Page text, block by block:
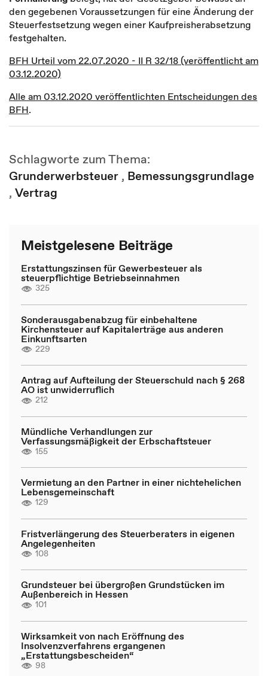
den gegebenen Voraussetzungen für eine Änderung der
Steuerfestsetzung wegen einer Kaufpreisherabsetzung
festgehalten.
BFH Urteil vom 22.07.2020 - II R 32/18 (veröffentlicht am
03.12.2020)
Alle am 03.12.2020 veröffentlichten Entscheidungen des
BFH.
Schlagworte zum Thema:
Grunderwerbsteuer , Bemessungsgrundlage
, Vertrag
Meistgelesene Beiträge
Erstattungszinsen für Gewerbesteuer als
steuerpflichtige Betriebseinnahmen
325
Sonderausgabenabzug für einbehaltene
Kirchensteuer auf Kapitalerträge aus anderen
Einkunftsarten
229
Antrag auf Aufteilung der Steuerschuld nach § 268
AO ist unwiderruflich
212
Mündliche Verhandlungen zur
Verfassungsmäßigkeit der Erbschaftsteuer
155
Vermietung an den Partner in einer nichtehelichen
Lebensgemeinschaft
129
Fristverlängerung des Steuerberaters in eigenen
Angelegenheiten
108
Grundsteuer bei übergroßen Grundstücken im
Außenbereich in Hessen
101
Wirksamkeit von nach Eröffnung des
Insolvenzverfahrens ergangenen
„Erstattungsbescheiden“
98